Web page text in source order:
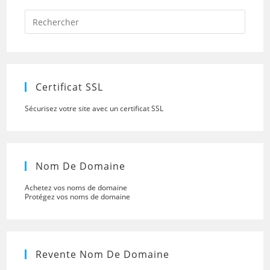
Press
to
Certificat SSL
Sécurisez votre site avec un certificat SSL
Nom De Domaine
Achetez vos noms de domaine
Protégez vos noms de domaine
Revente Nom De Domaine